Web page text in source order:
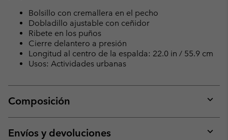
Bolsillo con cremallera en el pecho
Dobladillo ajustable con ceñidor
Ribete en los puños
Cierre delantero a presión
Longitud al centro de la espalda: 22.0 in / 55.9 cm
Usos: Actividades urbanas
Composición
or
Envíos y devoluciones